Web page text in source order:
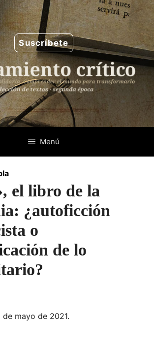
Suscríbete
Menú
el libro de la
¿autoficción
o
de lo
mayo de 2021.